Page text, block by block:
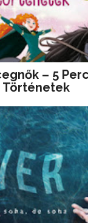
– 5
Történetek